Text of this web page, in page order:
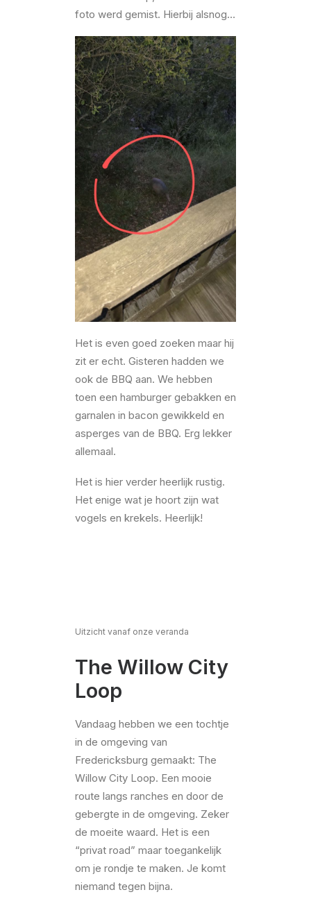
foto werd gemist. Hierbij alsnog…
Het is even goed zoeken maar hij
zit er echt. Gisteren hadden we
ook de BBQ aan. We hebben
toen een hamburger gebakken en
garnalen in bacon gewikkeld en
asperges van de BBQ. Erg lekker
allemaal.
Het is hier verder heerlijk rustig.
Het enige wat je hoort zijn wat
vogels en krekels. Heerlijk!
Uitzicht vanaf onze veranda
The Willow City
Loop
Vandaag hebben we een tochtje
in de omgeving van
Fredericksburg gemaakt: The
Willow City Loop. Een mooie
route langs ranches en door de
gebergte in de omgeving. Zeker
de moeite waard. Het is een
“privat road” maar toegankelijk
om je rondje te maken. Je komt
niemand tegen bijna.